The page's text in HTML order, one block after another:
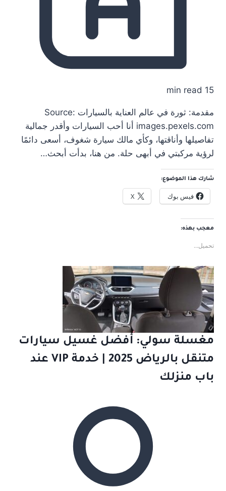
15 min read
مقدمة: ثورة في عالم العناية بالسيارات Source:
images.pexels.com أنا أحب السيارات وأقدر جمالية
تفاصيلها وأناقتها، وكأي مالك سيارة شغوف، أسعى دائمًا
لرؤية مركبتي في أبهى حلة. من هنا، بدأت أبحث…
شارك هذا الموضوع:
فيس بوك X
معجب بهذه:
تحميل...
مغسلة سولي: أفضل غسيل سيارات
متنقل بالرياض 2025 | خدمة VIP عند
باب منزلك